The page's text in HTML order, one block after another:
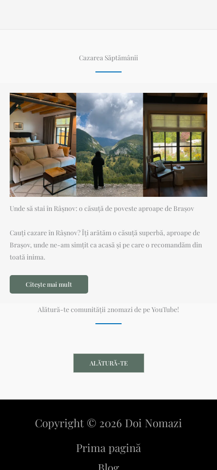
Cazarea Săptămânii
Unde să stai în Râșnov: o căsuță de poveste aproape de Brașov
Cauți cazare în Râșnov? Îți arătăm o căsuță superbă, aproape de
Brașov, unde ne-am simțit ca acasă și pe care o recomandăm din
toată inima.
Citește mai mult
Alătură-te comunității 2nomazi de pe YouTube!
ALĂTURĂ-TE
Copyright © 2026 Doi Nomazi
Prima pagină